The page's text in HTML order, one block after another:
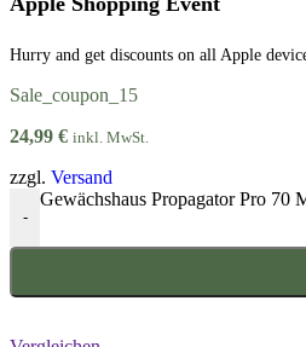
Hurry and get discounts on all Apple
Sale_coupon_15
24,99 € inkl. MwSt.
zzgl. Versand
-
Gewächshaus Propagator Pro 70